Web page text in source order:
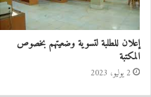
إعلان للطلبة لتسوية وضعيتهم بخصوص
المكتبة
2 يوليو، 2023